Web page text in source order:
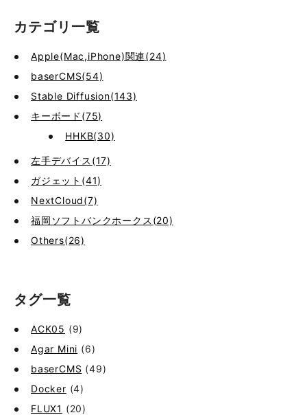
カテゴリ一覧
Apple(Mac,iPhone)関連(24)
baserCMS(54)
Stable Diffusion(143)
キーボード(75)
HHKB(30)
左手デバイス(17)
ガジェット(41)
NextCloud(7)
福岡ソフトバンクホークス(20)
Others(26)
タグ一覧
ACK05 (9)
Agar Mini (6)
baserCMS (49)
Docker (4)
FLUX1 (20)